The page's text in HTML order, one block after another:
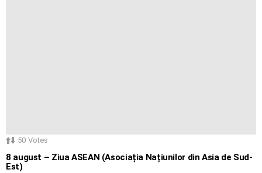
50 Votes
8 august – Ziua ASEAN (Asociația Națiunilor din Asia de Sud-
Est)